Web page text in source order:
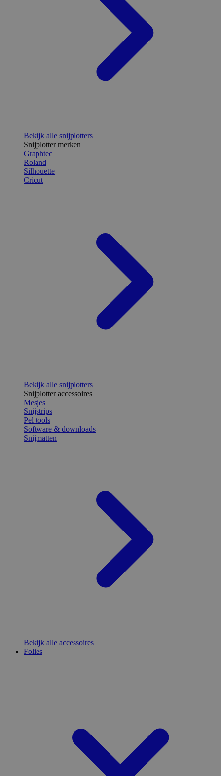
Bekijk alle snijplotters
Snijplotter merken
Graphtec
Roland
Silhouette
Cricut
Bekijk alle snijplotters
Snijplotter accessoires
Mesjes
Snijstrips
Pel tools
Software & downloads
Snijmatten
Bekijk alle accessoires
Folies